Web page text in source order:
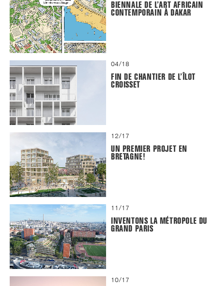
BIENNALE DE L’ART AFRICAIN
CONTEMPORAIN À DAKAR
04/18
FIN DE CHANTIER DE L’ÎLOT
CROISSET
12/17
UN PREMIER PROJET EN
BRETAGNE!
11/17
INVENTONS LA MÉTROPOLE DU
GRAND PARIS
10/17